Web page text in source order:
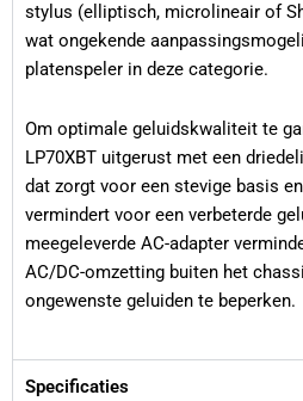
stylus (elliptisch, microlineair of
wat ongekende
platenspeler in deze categorie.
Om optimale geluidskwaliteit te
LP70XBT uitgerust met een
dat zorgt voor een stevige basis
vermindert voor een verbeterde
meegeleverde AC-adapter
AC/DC-omzetting buiten het
ongewenste geluiden te beperken.
Specificaties